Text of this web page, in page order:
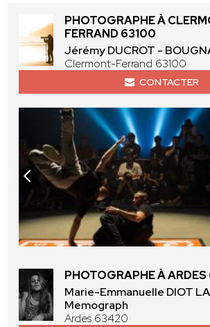
PHOTOGRAPHE À
FERRAND 63100
Jérémy DUCROT -
Clermont-Ferrand 63100
CONTACTER
PHOTOGRAPHE À
Marie-Emmanuelle DIOT
Memograph
Ardes 63420